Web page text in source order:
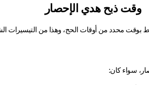
وقت ذبح هدي الإحصار
بوقت محدد من أوقات الحج، وهذا من التيسيرات
سواء كان: